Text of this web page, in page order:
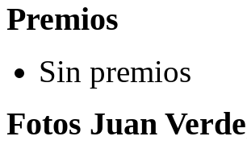
Premios
Sin premios
Fotos Juan